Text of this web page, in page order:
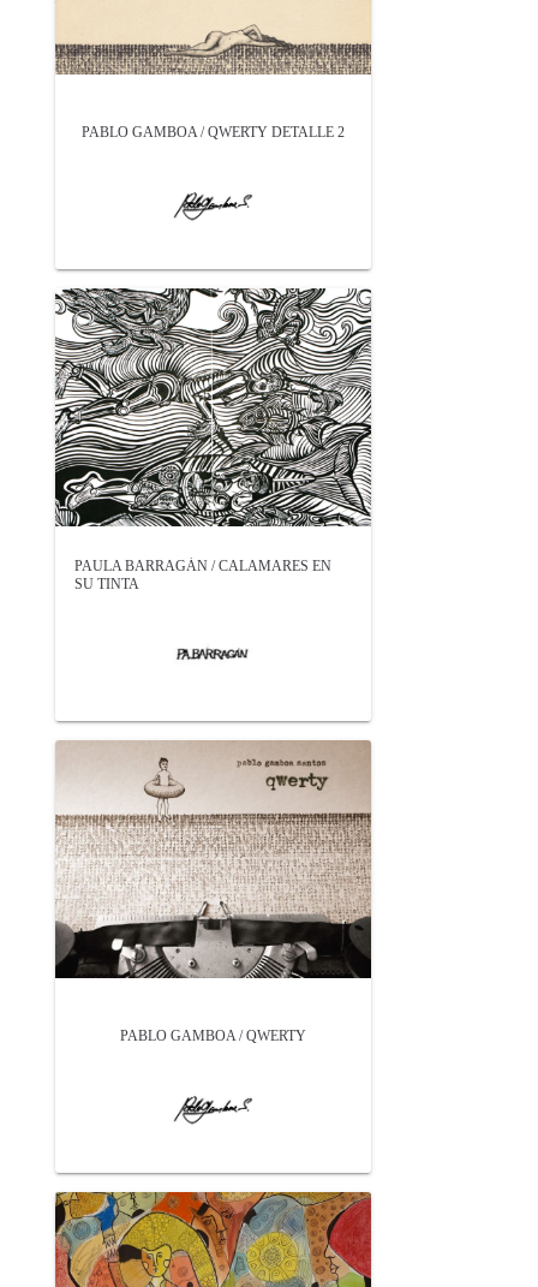
PABLO GAMBOA / QWERTY DETALLE 2
PAULA BARRAGÁN / CALAMARES EN
SU TINTA
PABLO GAMBOA / QWERTY